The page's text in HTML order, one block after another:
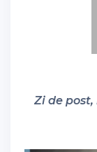
Zi de